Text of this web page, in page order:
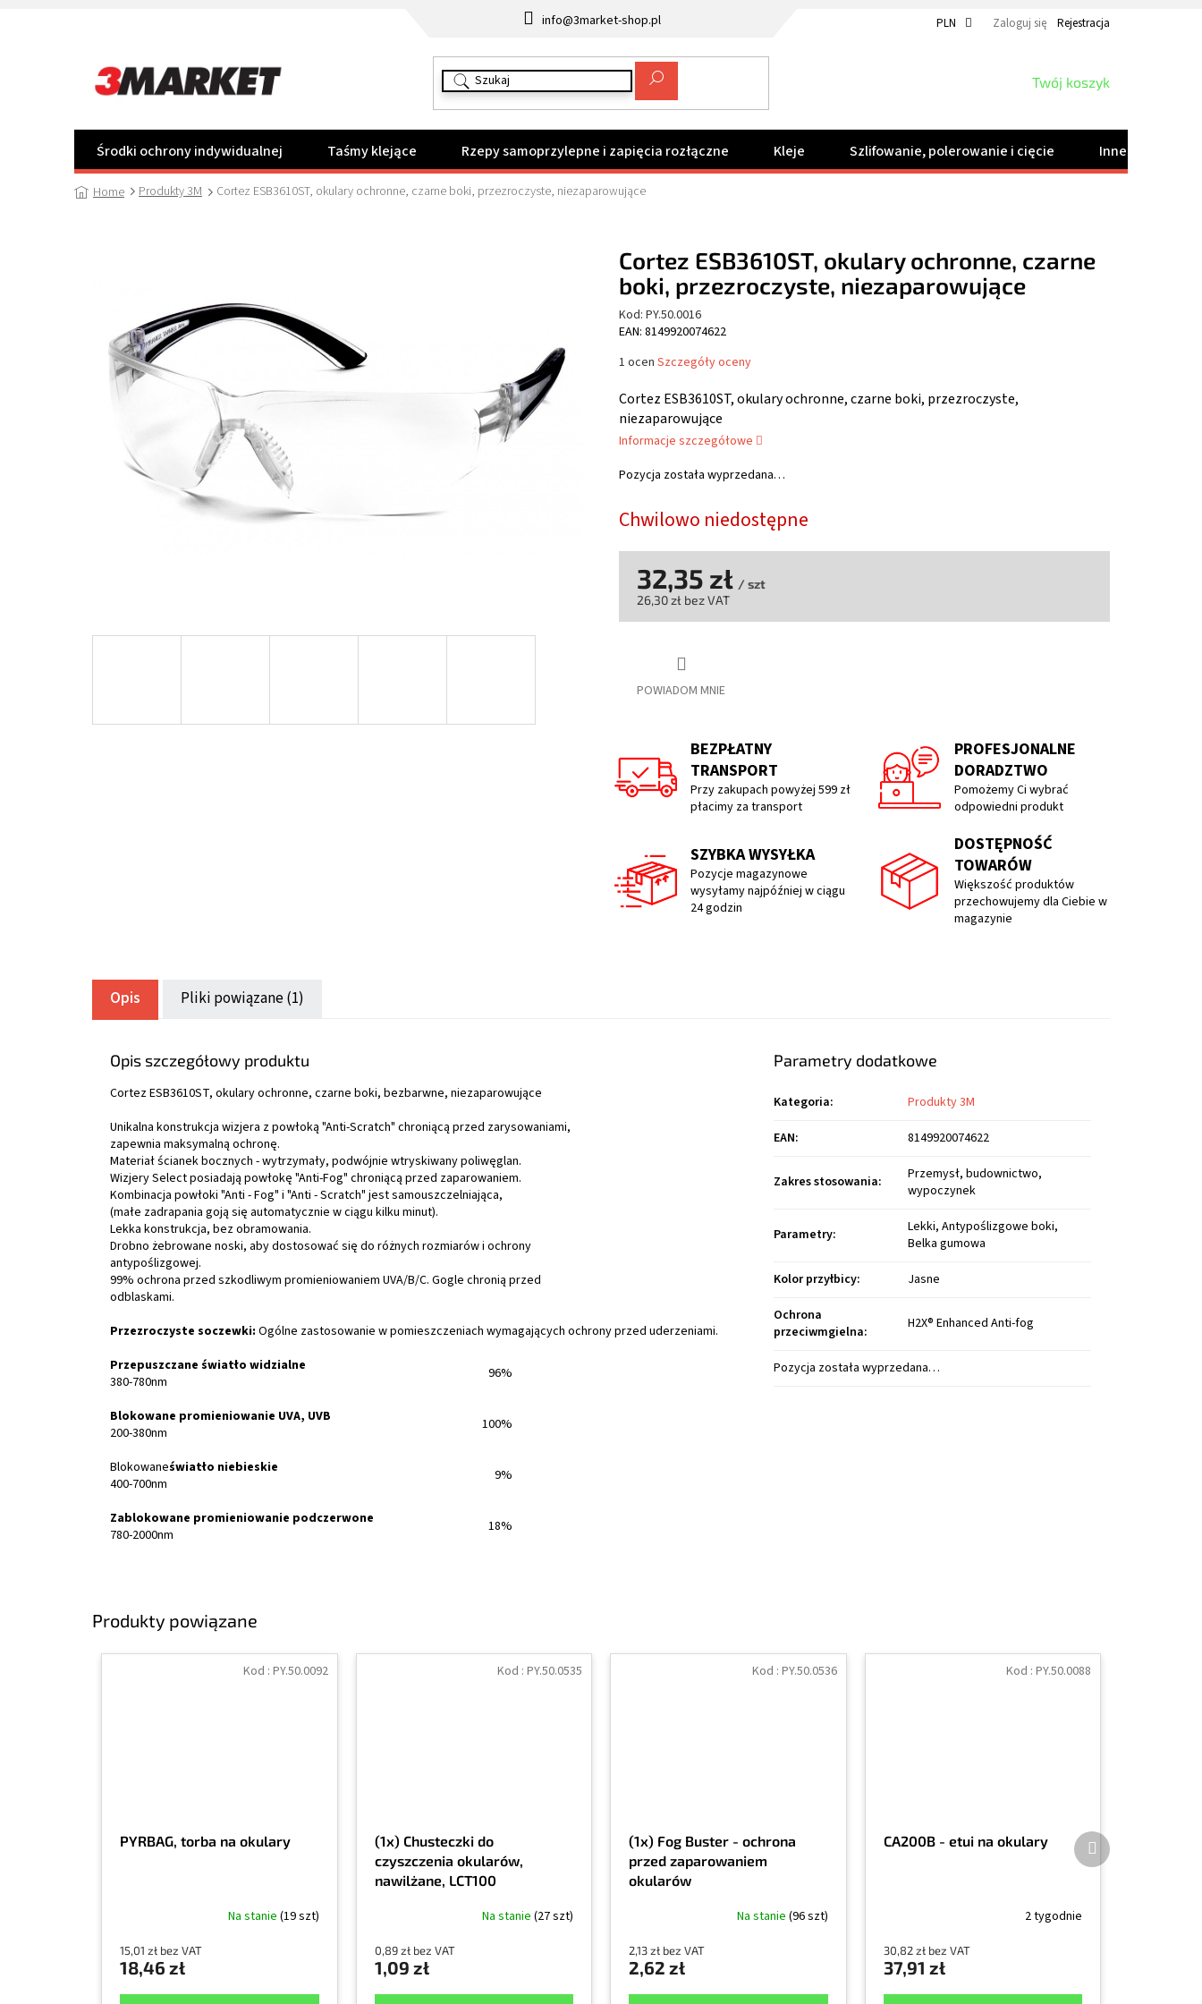
info@3market-shop.pl PLN Zaloguj się Rejestracja
KOSZYK
Twój koszyk
Środki ochrony indywidualnej Taśmy klejące Rzepy samoprzylepne i zapięcia rozłączne Kleje Szlifowanie, polerowanie i cięcie Inne produkty
Home Produkty 3M Cortez ESB3610ST, okulary ochronne, czarne boki, przezroczyste, niezaparowujące
Chwilowo niedostępne
Pozycja została wyprzedana…
Cortez ESB3610ST, okulary ochronne, czarne boki, przezroczyste,
niezaparowujące
Informacje szczegółowe
POWIADOM MNIE
32,35 zł / szt
26,30 zł bez VAT
Cortez ESB3610ST, okulary ochronne, czarne
boki, przezroczyste, niezaparowujące
Kod: PY.50.0016
EAN: 8149920074622
Średnia
produktu
wynosi
na
gwiazdek.
1 ocen Szczegóły oceny
BEZPŁATNY
TRANSPORT
Przy zakupach powyżej 599 zł
płacimy za transport
PROFESJONALNE
DORADZTWO
Pomożemy Ci wybrać
odpowiedni produkt
SZYBKA WYSYŁKA
Pozycje magazynowe
wysyłamy najpóźniej w ciągu
24 godzin
DOSTĘPNOŚĆ
TOWARÓW
Większość produktów
przechowujemy dla Ciebie w
magazynie
Produkty powiązane
PYRBAG, torba na okulary
Na stanie (19 szt)
15,01 zł bez VAT
18,46 zł
Kod : PY.50.0092
(1x) Chusteczki do
czyszczenia okularów,
nawilżane, LCT100
Na stanie (27 szt)
0,89 zł bez VAT
1,09 zł
Kod : PY.50.0535
(1x) Fog Buster - ochrona
przed zaparowaniem
okularów
Na stanie (96 szt)
2,13 zł bez VAT
2,62 zł
Kod : PY.50.0536
CA200B - etui na okulary
2 tygodnie
30,82 zł bez VAT
37,91 zł
Kod : PY.50.0088
Produkt
następny
Opis Pliki powiązane (1)
Opis szczegółowy produktu
Cortez ESB3610ST, okulary ochronne, czarne boki, bezbarwne, niezaparowujące
Unikalna konstrukcja wizjera z powłoką "Anti-Scratch" chroniącą przed zarysowaniami,
zapewnia maksymalną ochronę.
Materiał ścianek bocznych - wytrzymały, podwójnie wtryskiwany poliwęglan.
Wizjery Select posiadają powłokę "Anti-Fog" chroniącą przed zaparowaniem.
Kombinacja powłoki "Anti - Fog" i "Anti - Scratch" jest samouszczelniająca,
(małe zadrapania goją się automatycznie w ciągu kilku minut).
Lekka konstrukcja, bez obramowania.
Drobno żebrowane noski, aby dostosować się do różnych rozmiarów i ochrony
antypoślizgowej.
99% ochrona przed szkodliwym promieniowaniem UVA/B/C. Gogle chronią przed
odblaskami.
Przezroczyste soczewki: Ogólne zastosowanie w pomieszczeniach wymagających ochrony przed uderzeniami.
Przepuszczane światło widzialne
380-780nm
96%
Blokowane promieniowanie UVA, UVB
200-380nm
100%
Blokowaneświatło niebieskie
400-700nm
9%
Zablokowane promieniowanie podczerwone
780-2000nm
18%
Parametry dodatkowe
Kategoria:
Produkty 3M
EAN: 8149920074622
Zakres stosowania:
Przemysł, budownictwo,
wypoczynek
Parametry:
Lekki, Antypoślizgowe boki,
Belka gumowa
Kolor przyłbicy:
Jasne
Ochrona
przeciwmgielna: H2X® Enhanced Anti-fog
Pozycja została wyprzedana…